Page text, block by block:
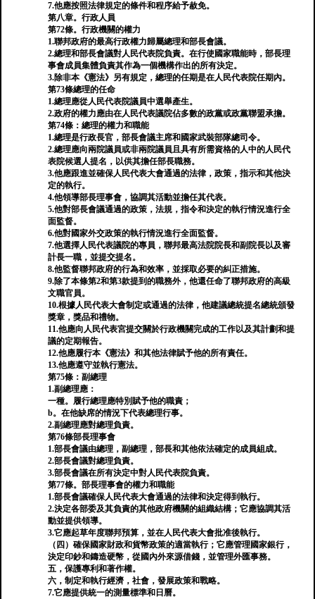
7.他應按照法律規定的條件和程序給予赦免。
第八章。行政人員
第72條。行政機關的權力
1.聯邦政府的最高行政權力歸屬總理和部長會議。
2.總理和部長會議對人民代表院負責。在行使國家職能時，部長理
事會成員集體負責其作為一個機構作出的所有決定。
3.除非本《憲法》另有規定，總理的任期是在人民代表院任期內。
第73條總理的任命
1.總理應從人民代表院議員中選舉產生。
2.政府的權力應由在人民代表議院佔多數的政黨或政黨聯盟承擔。
第74條：總理的權力和職能
1.總理是行政長官，部長會議主席和國家武裝部隊總司令。
2.總理應向兩院議員或非兩院議員且具有所需資格的人中的人民代
表院候選人提名，以供其擔任部長職務。
3.他應跟進並確保人民代表大會通過的法律，政策，指示和其他決
定的執行。
4.他領導部長理事會，協調其活動並擔任其代表。
5.他對部長會議通過的政策，法規，指令和決定的執行情況進行全
面監督。
6.他對國家外交政策的執行情況進行全面監督。
7.他選擇人民代表議院的專員，聯邦最高法院院長和副院長以及審
計長一職，並提交提名。
8.他監督聯邦政府的行為和效率，並採取必要的糾正措施。
9.除了本條第2和第3款提到的職務外，他還任命了聯邦政府的高級
文職官員。
10.根據人民代表大會制定或通過的法律，他建議總統提名總統頒發
獎章，獎品和禮物。
11.他應向人民代表宮提交關於行政機關完成的工作以及其計劃和提
議的定期報告。
12.他應履行本《憲法》和其他法律賦予他的所有責任。
13.他應遵守並執行憲法。
第75條：副總理
1.副總理應：
一種。履行總理應特別賦予他的職責；
b。在他缺席的情況下代表總理行事。
2.副總理應對總理負責。
第76條部長理事會
1.部長會議由總理，副總理，部長和其他依法確定的成員組成。
2.部長會議對總理負責。
3.部長會議在所有決定中對人民代表院負責。
第77條。部長理事會的權力和職能
1.部長會議確保人民代表大會通過的法律和決定得到執行。
2.決定各部委及其負責的其他政府機關的組織結構；它應協調其活
動並提供領導。
3.它應起草年度聯邦預算，並在人民代表大會批准後執行。
（四）確保國家財政和貨幣政策的適當執行；它應管理國家銀行，
決定印鈔和鑄造硬幣，從國內外來源借錢，並管理外匯事務。
五，保護專利和著作權。
六，制定和執行經濟，社會，發展政策和戰略。
7.它應提供統一的測量標準和日曆。